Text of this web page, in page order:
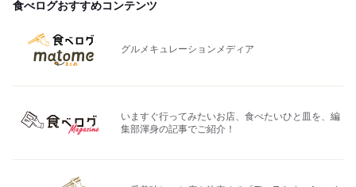
食べログおすすめコンテンツ
グルメキュレーションメディア
いますぐ行ってみたいお店、食べたいひと皿を、編
集部渾身の記事でご紹介！